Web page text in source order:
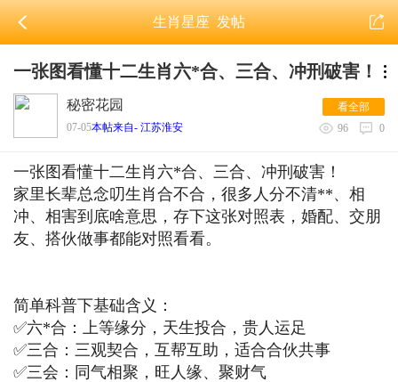
生肖星座发帖
一张图看懂十二生肖六*合、三合、冲刑破害！
秘密花园
07-05本帖来自- 江苏淮安
看全部
96
0
一张图看懂十二生肖六*合、三合、冲刑破害！
家里长辈总念叨生肖合不合，很多人分不清**、相
冲、相害到底啥意思，存下这张对照表，婚配、交朋
友、搭伙做事都能对照看看。
简单科普下基础含义：
✅六*合：上等缘分，天生投合，贵人运足
✅三合：三观契合，互帮互助，适合合伙共事
✅三会：同气相聚，旺人缘、聚财气